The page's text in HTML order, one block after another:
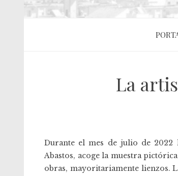
La
Durante el mes de julio de 2022
Abastos, acoge la muestra
obras, mayoritariamente lienzos.